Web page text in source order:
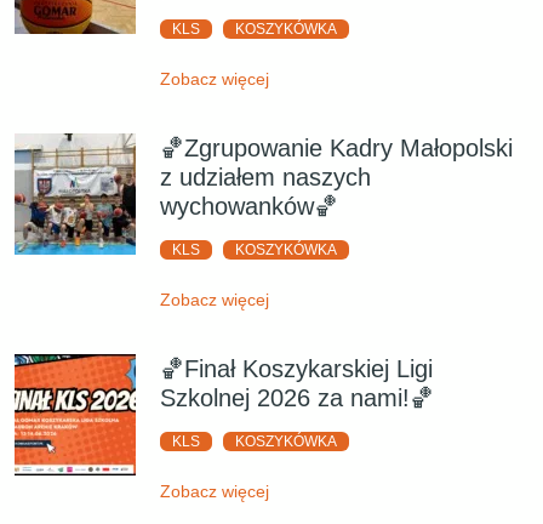
KLS KOSZYKÓWKA
Zobacz więcej
🏀Zgrupowanie Kadry Małopolski
z udziałem naszych
wychowanków🏀
KLS KOSZYKÓWKA
Zobacz więcej
🏀Finał Koszykarskiej Ligi
Szkolnej 2026 za nami!🏀
KLS KOSZYKÓWKA
Zobacz więcej